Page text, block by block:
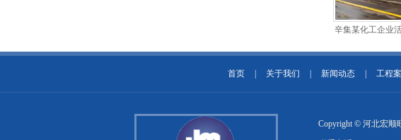
辛集某化工企业
首页 关于我们 新闻动态 工程
Copyright © 河北宏顺